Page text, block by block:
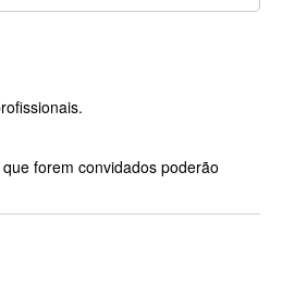
forem convidados poderão